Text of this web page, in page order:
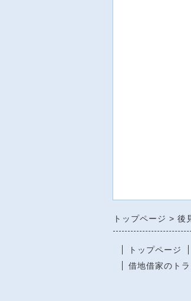
トップページ 後
トップページ
借地借家のト